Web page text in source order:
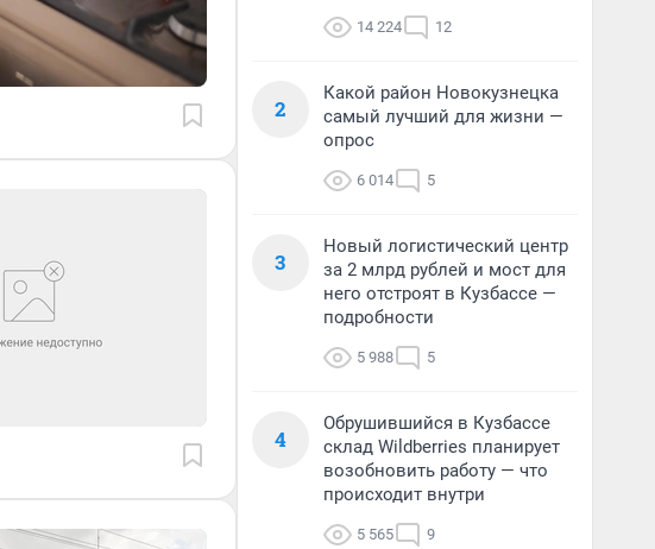
14 224 12
2
Какой район Новокузнецка
самый лучший для жизни —
опрос
6 014 5
3
Новый логистический центр
за 2 млрд рублей и мост для
него отстроят в Кузбассе —
подробности
5 988 5
4
Обрушившийся в Кузбассе
склад Wildberries планирует
возобновить работу — что
происходит внутри
5 565 9